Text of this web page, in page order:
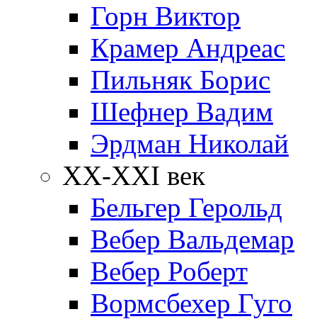
Горн Виктор
Крамер Андреас
Пильняк Борис
Шефнер Вадим
Эрдман Николай
ХХ-XXI век
Бельгер Герольд
Вебер Вальдемар
Вебер Роберт
Вормсбехер Гуго